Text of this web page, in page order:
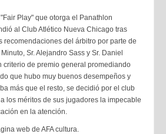
Play" que otorga el Panathlon
al Club Atlético Nueva Chicago tras
recomendaciones del árbitro por parte de
Sr. Alejandro Sass y Sr. Daniel
criterio de premio general promediando
que hubo muy buenos desempeños y
más que el resto, se decidió por el club
los méritos de sus jugadores la impecable
en la atención.
web de AFA cultura.